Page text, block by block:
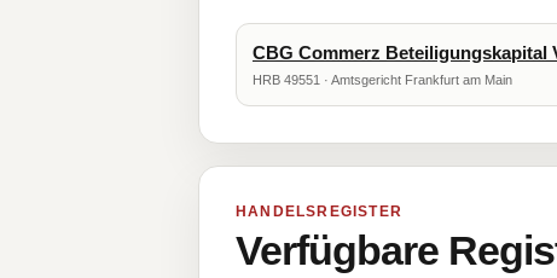
CBG Commerz Beteiligungskapital
HRB 49551 · Amtsgericht Frankfurt am Main
HANDELSREGISTER
Verfügbare